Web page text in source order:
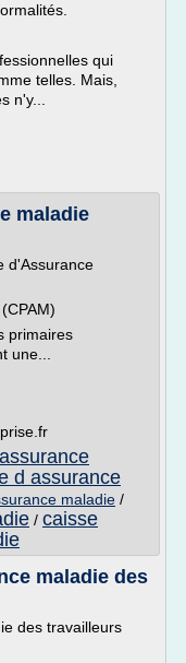
qui
telles. Mais,
n'y...
maladie
d'Assurance
primaires
une...
d assurance
maladie /
/ caisse
maladie des
des travailleurs